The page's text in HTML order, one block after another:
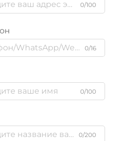
0/100
0/16
0/100
0/200